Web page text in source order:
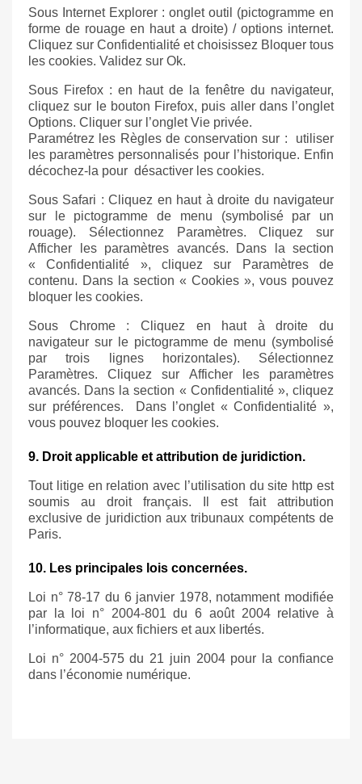
Sous Internet Explorer : onglet outil (pictogramme en
forme de rouage en haut a droite) / options internet.
Cliquez sur Confidentialité et choisissez Bloquer tous
les cookies. Validez sur Ok.
Sous Firefox : en haut de la fenêtre du navigateur,
cliquez sur le bouton Firefox, puis aller dans l’onglet
Options. Cliquer sur l’onglet Vie privée.
Paramétrez les Règles de conservation sur : utiliser
les paramètres personnalisés pour l’historique. Enfin
décochez-la pour désactiver les cookies.
Sous Safari : Cliquez en haut à droite du navigateur
sur le pictogramme de menu (symbolisé par un
rouage). Sélectionnez Paramètres. Cliquez sur
Afficher les paramètres avancés. Dans la section
« Confidentialité », cliquez sur Paramètres de
contenu. Dans la section « Cookies », vous pouvez
bloquer les cookies.
Sous Chrome : Cliquez en haut à droite du
navigateur sur le pictogramme de menu (symbolisé
par trois lignes horizontales). Sélectionnez
Paramètres. Cliquez sur Afficher les paramètres
avancés. Dans la section « Confidentialité », cliquez
sur préférences. Dans l’onglet « Confidentialité »,
vous pouvez bloquer les cookies.
9. Droit applicable et attribution de juridiction.
Tout litige en relation avec l’utilisation du site http est
soumis au droit français. Il est fait attribution
exclusive de juridiction aux tribunaux compétents de
Paris.
10. Les principales lois concernées.
Loi n° 78-17 du 6 janvier 1978, notamment modifiée
par la loi n° 2004-801 du 6 août 2004 relative à
l’informatique, aux fichiers et aux libertés.
Loi n° 2004-575 du 21 juin 2004 pour la confiance
dans l’économie numérique.